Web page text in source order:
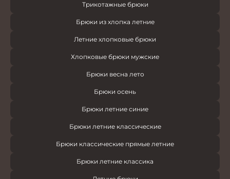
Трикотажные брюки
Брюки из хлопка летние
Летние хлопковые брюки
Хлопковые брюки мужские
Брюки весна лето
Брюки осень
Брюки летние синие
Брюки летние классические
Брюки классические прямые летние
Брюки летние классика